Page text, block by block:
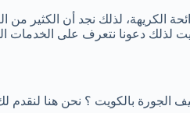
الكريهة، لذلك نجد أن
دعونا نتعرف على الخدمات
الجورة بالكويت ؟ نحن هنا